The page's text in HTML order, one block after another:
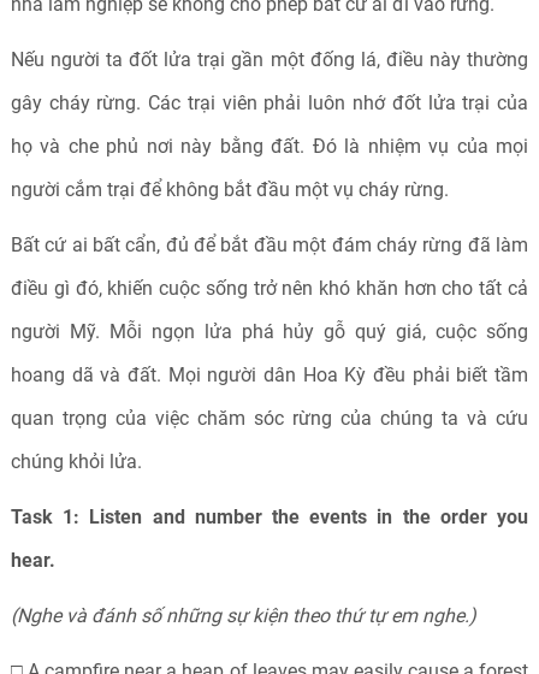
Nếu người ta đốt lửa trại gần một đống lá, điều này thường
gây cháy rừng. Các trại viên phải luôn nhớ đốt lửa trại của
họ và che phủ nơi này bằng đất. Đó là nhiệm vụ của mọi
người cắm trại để không bắt đầu một vụ cháy rừng.
Bất cứ ai bất cẩn, đủ để bắt đầu một đám cháy rừng đã làm
điều gì đó, khiến cuộc sống trở nên khó khăn hơn cho tất cả
người Mỹ. Mỗi ngọn lửa phá hủy gỗ quý giá, cuộc sống
hoang dã và đất. Mọi người dân Hoa Kỳ đều phải biết tầm
quan trọng của việc chăm sóc rừng của chúng ta và cứu
chúng khỏi lửa.
Task 1: Listen and number the events in the order you
hear.
(Nghe và đánh số những sự kiện theo thứ tự em nghe.)